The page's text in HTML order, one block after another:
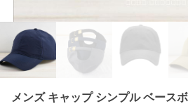
メンズ キャップ シンプル ベース